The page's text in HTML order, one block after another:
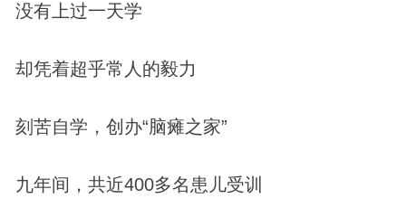
没有上过一天学
却凭着超乎常人的毅力
刻苦自学，创办“脑瘫之家”
九年间，共近400多名患儿受训